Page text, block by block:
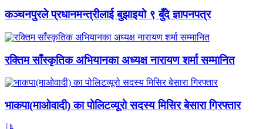
कञ्चनपुरले प्रधानमन्त्रीलाई बुझाइयो ९ बुँदे ज्ञापनपत्र
रक्तिम साँस्कृतिक अभियानका अध्यक्ष नारायण शर्मा सम्मानित
भाकपा(माओवादी) का पोलिटव्यूरो सदस्य मिसिर बेसारा गिरफ्तार